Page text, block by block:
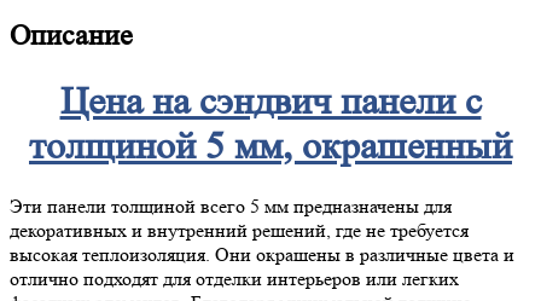
Описание
Цена на сэндвич панели с
толщиной 5 мм, окрашенный
Эти панели толщиной всего 5 мм предназначены для
декоративных и внутренний решений, где не требуется
высокая теплоизоляция. Они окрашены в различные цвета и
отлично подходят для отделки интерьеров или легких